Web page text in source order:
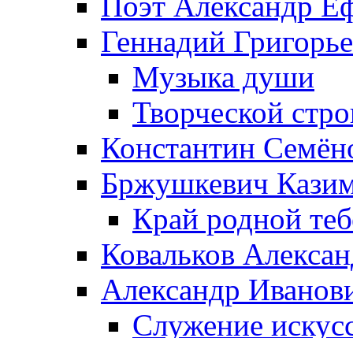
Геннадий
Музыка души
Творческой
Константин
Бржушкевич
Край родной
Ковальков
Александр
Служение